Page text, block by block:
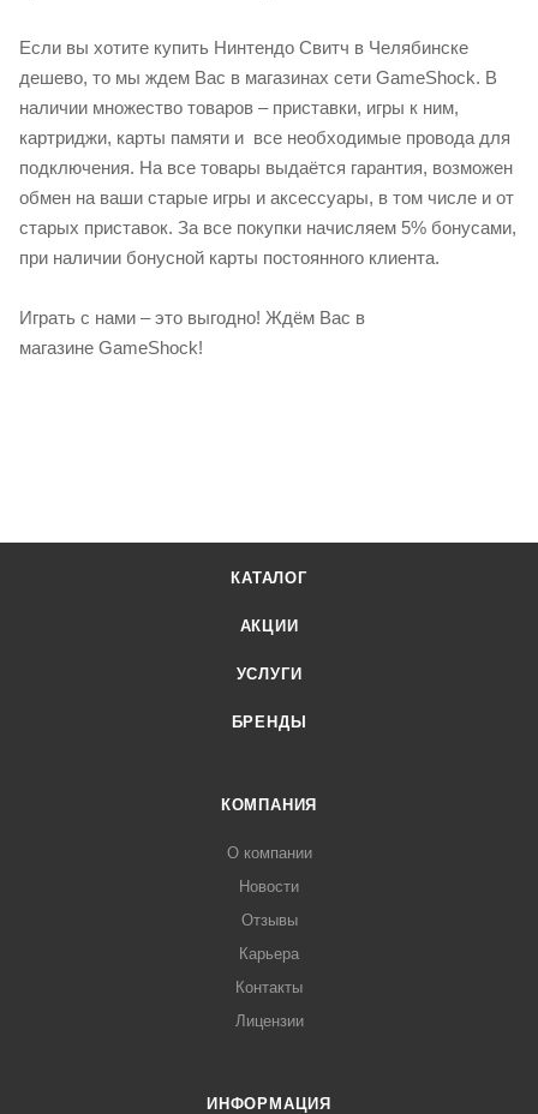
Если вы хотите купить Нинтендо Cвитч в Челябинске
дешево, то мы ждем Вас в магазинах сети GameShock. В
наличии множество товаров – приставки, игры к ним,
картриджи, карты памяти и все необходимые провода для
подключения. На все товары выдаётся гарантия, возможен
обмен на ваши старые игры и аксессуары, в том числе и от
старых приставок. За все покупки начисляем 5% бонусами,
при наличии бонусной карты постоянного клиента.
Играть с нами – это выгодно! Ждём Вас в
магазине GameShock!
КАТАЛОГ
АКЦИИ
УСЛУГИ
БРЕНДЫ
КОМПАНИЯ
О компании
Новости
Отзывы
Карьера
Контакты
Лицензии
ИНФОРМАЦИЯ